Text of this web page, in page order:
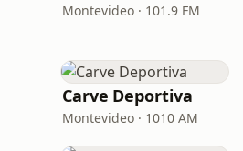
Montevideo · 101.9 FM
Carve Deportiva
Montevideo · 1010 AM